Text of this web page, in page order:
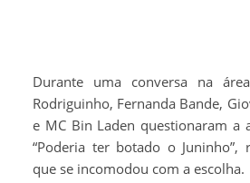
Durante uma conversa na
Rodriguinho, Fernanda Bande,
e MC Bin Laden questionaram a
“Poderia ter botado o Juninho”,
que se incomodou com a escolha.